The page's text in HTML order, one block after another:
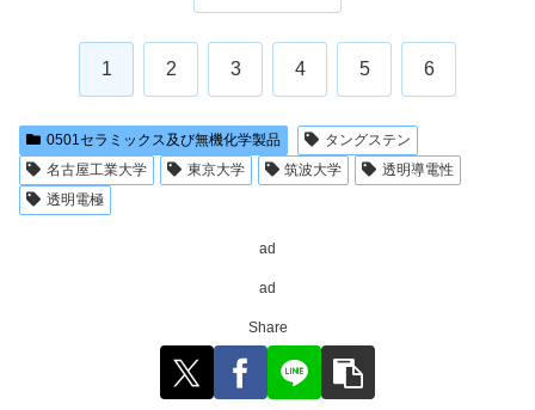
1 2 3 4 5 6
0501セラミックス及び無機化学製品
タングステン
名古屋工業大学
東京大学 筑波大学
透明導電性
透明電極
ad
ad
Share